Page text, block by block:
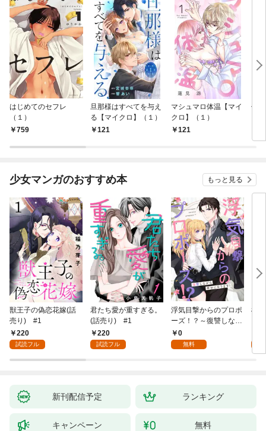
はじめてのセフレ
（１）
759
旦那様はすべてを与え
る【マイクロ】（１）
121
マシュマロ体温【マイ
クロ】（１）
121
信
少女マンガのおすすめ本 もっと見る
獣王子の偽恋花嫁(話
売り) #1
220
試読フル
君たち愛が重すぎる。
(話売り) #1
220
試読フル
浮気目撃からのプロポ
ーズ！？～復讐しなが
ら幸せになります！～
1
0
無料
桜
新刊配信予定 ランキング
キャンペーン 無料